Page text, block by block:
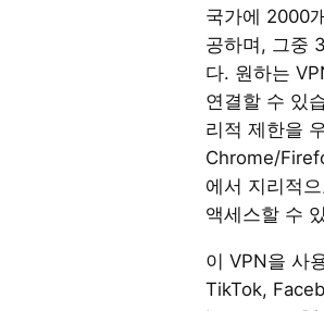
국가에 2000
공하며, 그중
다. 원하는
연결할 수 있
리적 제한을
Chrome/
에서 지리적
액세스할 수
이 VPN을 사
TikTok,